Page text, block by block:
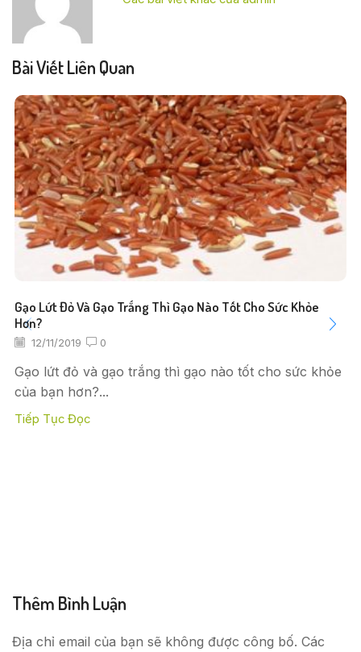
Bài Viết Liên Quan
Gạo Lứt Đỏ Và Gạo Trắng Thì Gạo Nào Tốt Cho Sức Khỏe
Hơn?
12/11/2019 0
Gạo lứt đỏ và gạo trắng thì gạo nào tốt cho sức khỏe
của bạn hơn?...
Tiếp Tục Đọc
Thêm Bình Luận
Địa chỉ email của bạn sẽ không được công bố. Các